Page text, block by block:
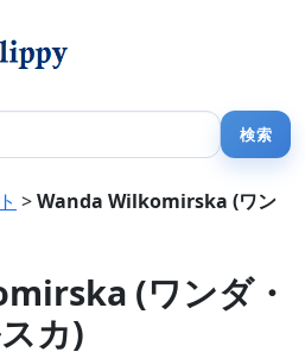
>Wanda Wilkomirska (ワン
(ワンダ・
カ)